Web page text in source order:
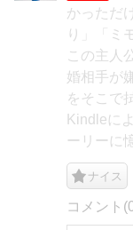
かっただ
り」「ミ
この主人
婚相手が
をそこで
Kindleに
ーリーに
ナイス
コメント